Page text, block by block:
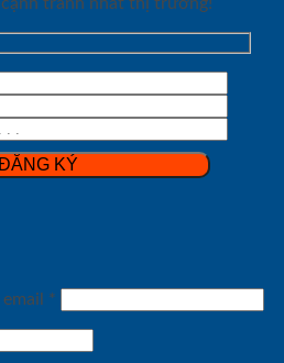
cạnh tranh nhất thị trường!
*